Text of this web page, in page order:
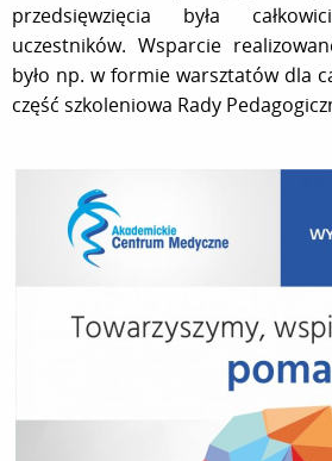
przedsięwzięcia była
uczestników. Wsparcie
było np. w formie warsztatów dla
część szkoleniowa Rady